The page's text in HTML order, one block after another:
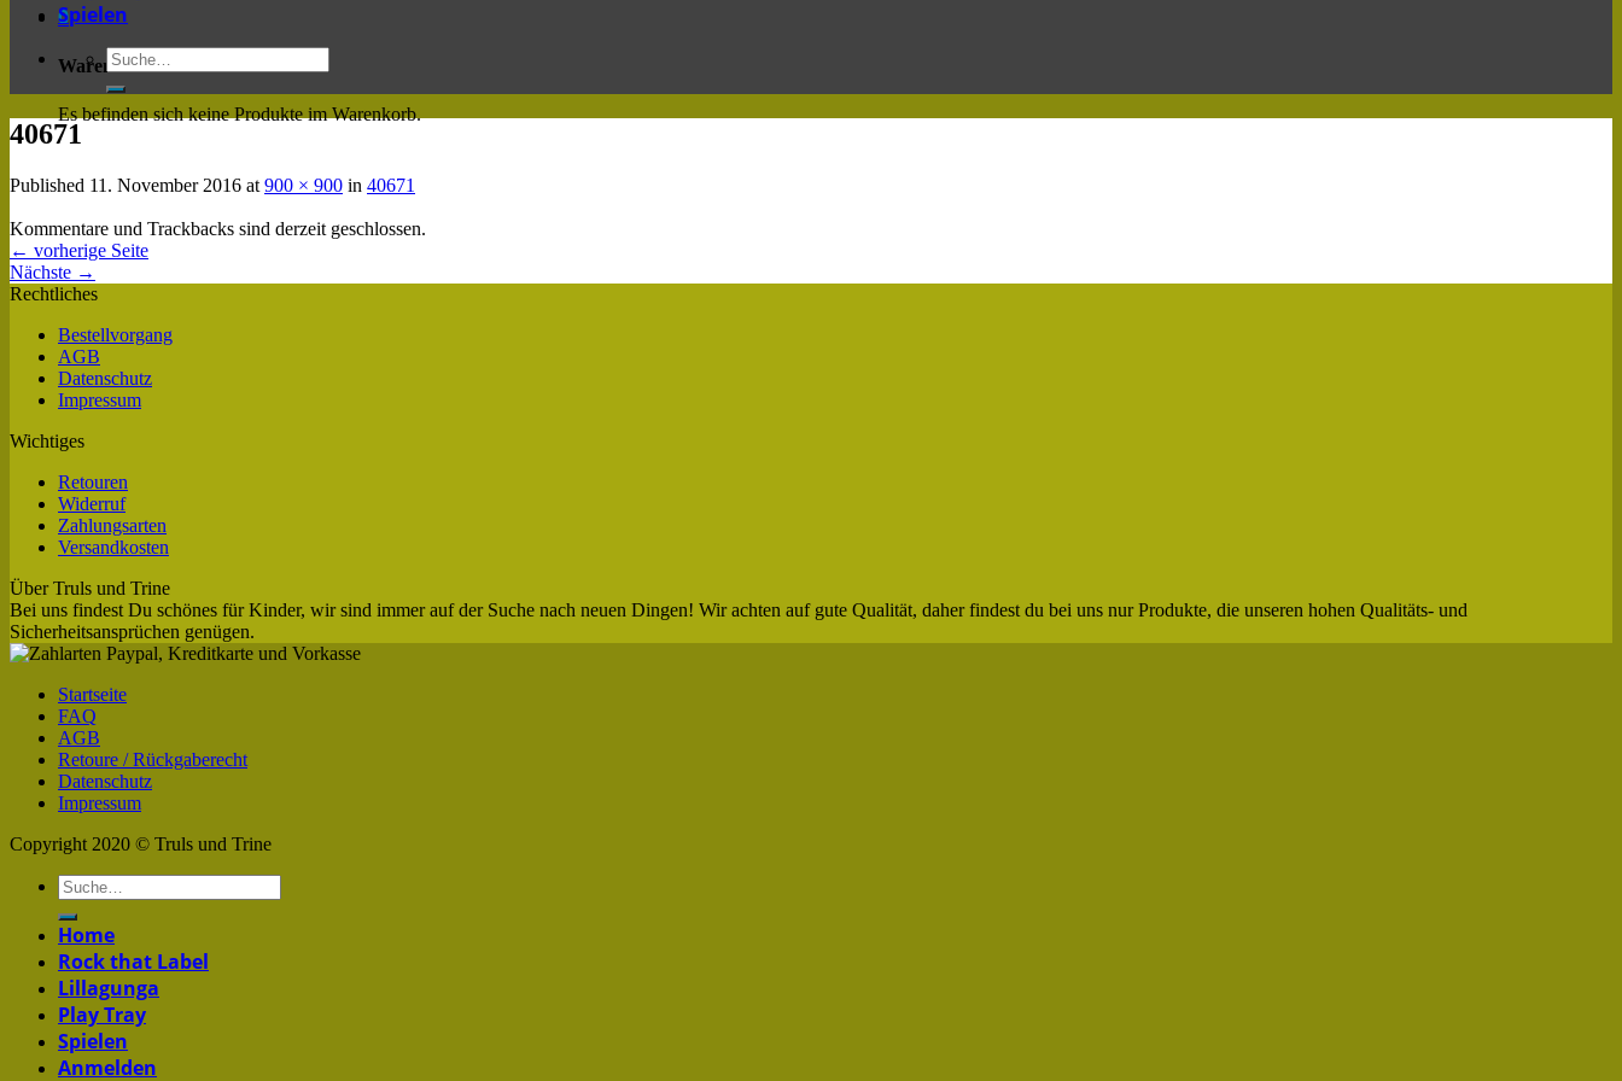
0
Warenkorb
Es befinden sich keine Produkte im Warenkorb.
Spielen
40671
Published 11. November 2016 at 900 × 900 in 40671
Kommentare und Trackbacks sind derzeit geschlossen.
← vorherige Seite
Nächste →
Rechtliches
Bestellvorgang
AGB
Datenschutz
Impressum
Wichtiges
Retouren
Widerruf
Zahlungsarten
Versandkosten
Über Truls und Trine
Bei uns findest Du schönes für Kinder, wir sind immer auf der Suche nach neuen Dingen! Wir achten auf gute Qualität, daher findest du bei uns nur Produkte, die unseren hohen Qualitäts- und
Sicherheitsansprüchen genügen.
Startseite
FAQ
AGB
Retoure / Rückgaberecht
Datenschutz
Impressum
Copyright 2020 © Truls und Trine
Home
Rock that Label
Lillagunga
Play Tray
Spielen
Anmelden